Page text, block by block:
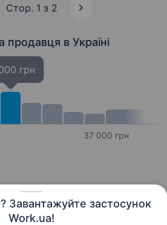
Завантажуйте застосунок
Work.ua!
Стор. 1 з 2
продавця в Україні
грн
37 000 грн